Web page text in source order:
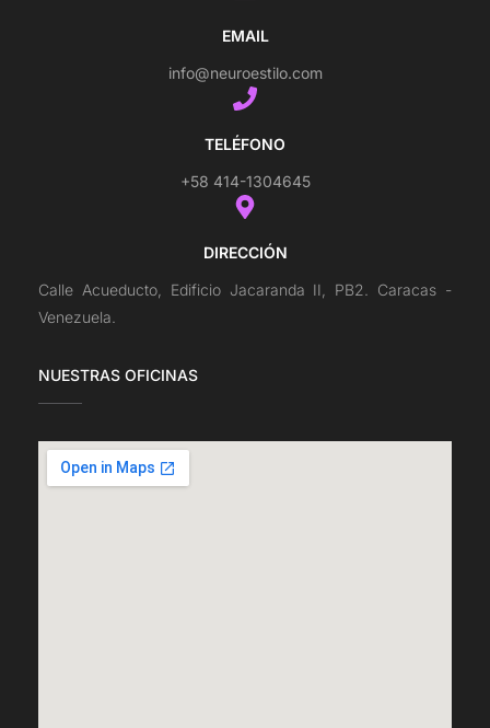
EMAIL
info@neuroestilo.com
TELÉFONO
+58 414-1304645
DIRECCIÓN
Calle Acueducto, Edificio Jacaranda II, PB2. Caracas -
Venezuela.
NUESTRAS OFICINAS